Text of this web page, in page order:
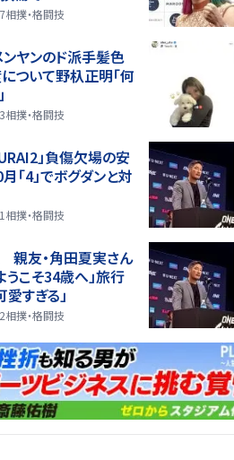
相撲・格闘技
ンヤンのド派手髪色
について野杁正明「何
相撲・格闘技
」負傷欠場の安
「4」でボグダンと対
相撲・格闘技
友・角田夏実さん
うこそ34歳へ」旅行
すぎる」
相撲・格闘技